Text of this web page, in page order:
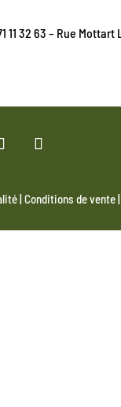
32 63 – Rue Mottart
|Conditions de vente|